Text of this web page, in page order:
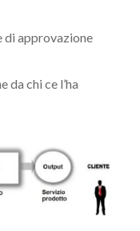
di approvazione
da chi ce l’ha